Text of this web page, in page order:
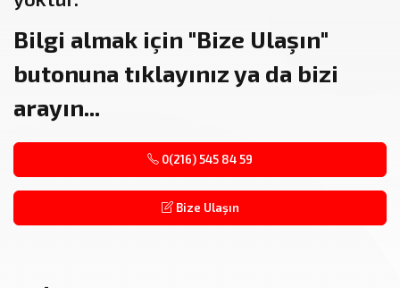
Bilgi almak için "Bize Ulaşın"
butonuna tıklayınız ya da bizi
arayın...
0(216) 545 84 59
Bize Ulaşın